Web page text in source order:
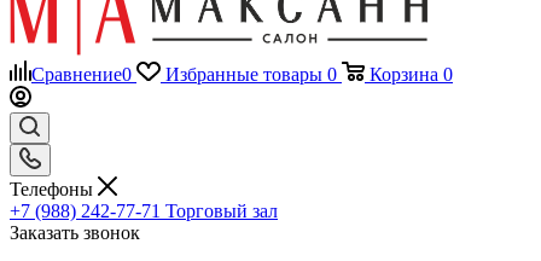
Сравнение0 Избранные товары 0 Корзина 0
Телефоны
+7 (988) 242-77-71 Торговый зал
Заказать звонок